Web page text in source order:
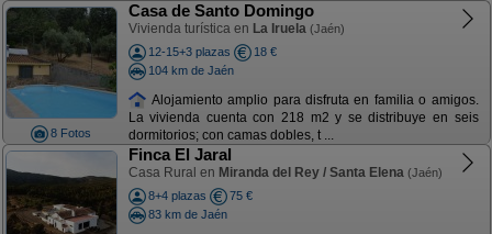
8 Fotos
Casa de Santo Domingo
Vivienda turística en La Iruela (Jaén)
12-15+3 plazas
18 €
104 km de Jaén
Alojamiento amplio para disfruta en familia o amigos.
La vivienda cuenta con 218 m2 y se distribuye en seis
dormitorios; con camas dobles, t ...
Finca El Jaral
Casa Rural en Miranda del Rey / Santa Elena (Jaén)
8+4 plazas
75 €
83 km de Jaén